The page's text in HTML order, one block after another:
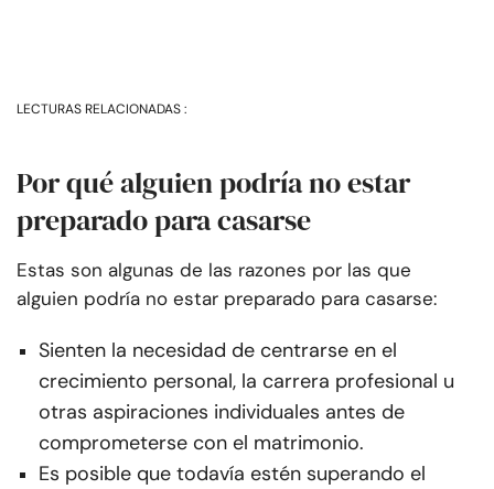
LECTURAS RELACIONADAS :
Por qué alguien podría no estar
preparado para casarse
Estas son algunas de las razones por las que
alguien podría no estar preparado para casarse:
Sienten la necesidad de centrarse en el
crecimiento personal, la carrera profesional u
otras aspiraciones individuales antes de
comprometerse con el matrimonio.
Es posible que todavía estén superando el